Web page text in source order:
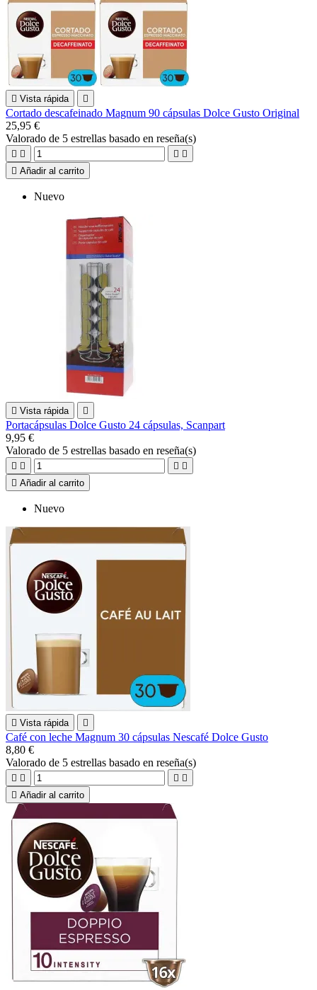
 Vista rápida 
Cortado descafeinado Magnum 90 cápsulas Dolce Gusto Original
25,95 €
Valorado de 5 estrellas basado en reseña(s)
   
 Añadir al carrito
Nuevo
 Vista rápida 
Portacápsulas Dolce Gusto 24 cápsulas, Scanpart
9,95 €
Valorado de 5 estrellas basado en reseña(s)
   
 Añadir al carrito
Nuevo
 Vista rápida 
Café con leche Magnum 30 cápsulas Nescafé Dolce Gusto
8,80 €
Valorado de 5 estrellas basado en reseña(s)
   
 Añadir al carrito